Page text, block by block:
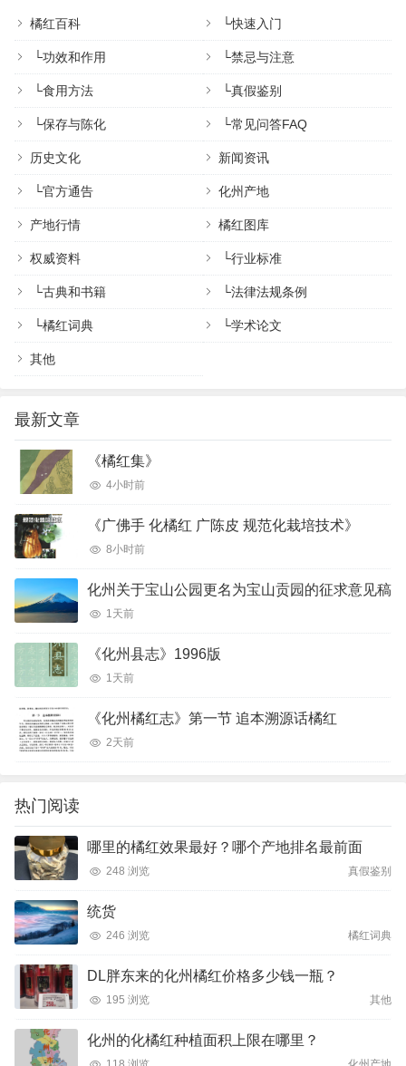
橘红百科 └快速入门
└功效和作用 └禁忌与注意
└食用方法 └真假鉴别
└保存与陈化 └常见问答FAQ
历史文化 新闻资讯
└官方通告 化州产地
产地行情 橘红图库
权威资料 └行业标准
└古典和书籍 └法律法规条例
└橘红词典 └学术论文
其他
最新文章
《橘红集》
4小时前
《广佛手 化橘红 广陈皮 规范化栽培技术》
8小时前
化州关于宝山公园更名为宝山贡园的征求意见稿
1天前
《化州县志》1996版
1天前
《化州橘红志》第一节 追本溯源话橘红
2天前
热门阅读
哪里的橘红效果最好？哪个产地排名最前面
248 浏览 真假鉴别
统货
246 浏览 橘红词典
DL胖东来的化州橘红价格多少钱一瓶？
195 浏览 其他
化州的化橘红种植面积上限在哪里？